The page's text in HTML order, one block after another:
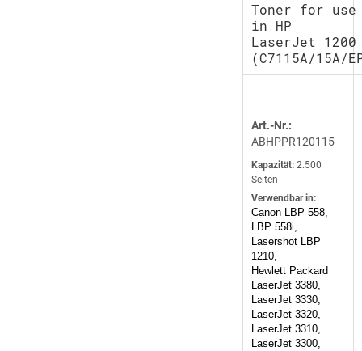
Toner for use
in HP
LaserJet 1200
(C7115A/15A/
Art.-Nr.:
ABHPPR120115
Kapazität: 2.500
Seiten
Verwendbar in:
Canon LBP 558,
LBP 558i,
Lasershot LBP
1210,
Hewlett Packard
LaserJet 3380,
LaserJet 3330,
LaserJet 3320,
LaserJet 3310,
LaserJet 3300,